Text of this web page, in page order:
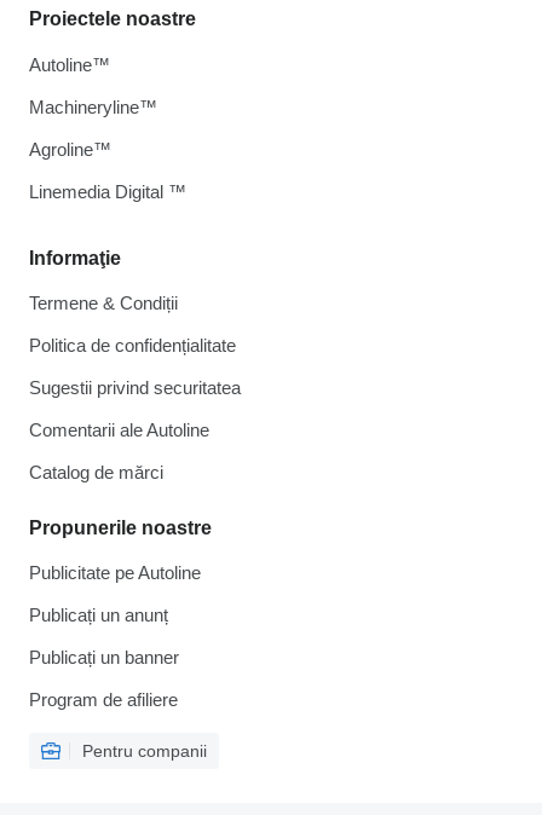
Informaţie
Termene & Condiții
Politica de confidențialitate
Sugestii privind securitatea
Comentarii ale Autoline
Catalog de mărcі
Propunerile noastre
Publicitate pe Autoline
Publicați un anunț
Publicați un banner
Program de afiliere
Pentru companii
Proiectele noastre
Autoline™
Machineryline™
Agroline™
Linemedia Digital ™